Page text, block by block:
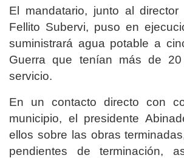
El mandatario, junto al
Fellito Subervi, puso en
suministrará agua potable a
Guerra que tenían más de
servicio.
En un contacto directo con
municipio, el presidente
ellos sobre las obras
pendientes de terminación,